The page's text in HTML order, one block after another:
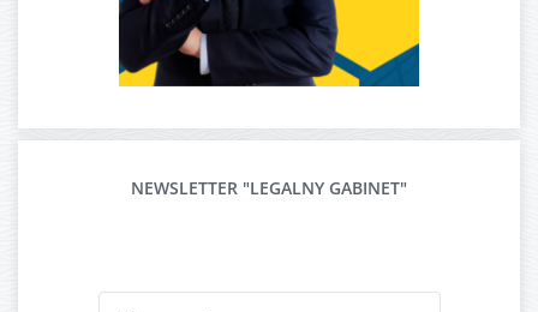
NEWSLETTER "LEGALNY GABINET"